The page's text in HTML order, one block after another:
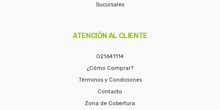
Sucursales
ATENCIÓN AL CLIENTE
021641114
¿Cómo Comprar?
Términos y Condiciones
Contacto
Zona de Cobertura